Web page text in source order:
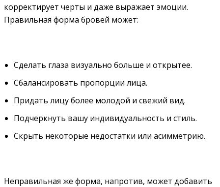
корректирует черты и даже выражает эмоции.
Правильная форма бровей может:
Сделать глаза визуально больше и открытее.
Сбалансировать пропорции лица.
Придать лицу более молодой и свежий вид.
Подчеркнуть вашу индивидуальность и стиль.
Скрыть некоторые недостатки или асимметрию.
Неправильная же форма, напротив, может добавить